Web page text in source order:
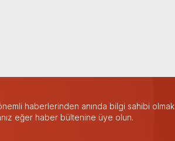
haberlerinden anında bilgi sahibi olmak
eğer haber bültenine üye olun.